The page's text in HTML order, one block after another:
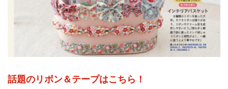
話題のリボン＆テープはこちら！